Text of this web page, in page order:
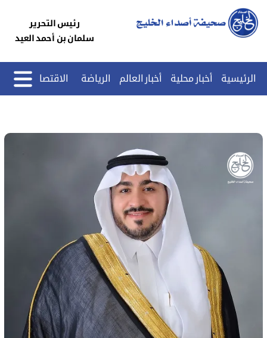
رئيس التحرير
سلمان بن أحمد العيد
الرئيسية أخبار محلية أخبار العالم الرياضة الاقتصاد